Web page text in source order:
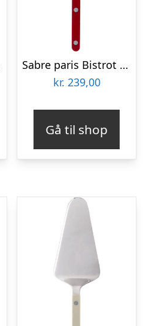
Sabre paris Bistrot Solid kagespade 27 cm, burgundy
kr. 239,00
Gå til shop